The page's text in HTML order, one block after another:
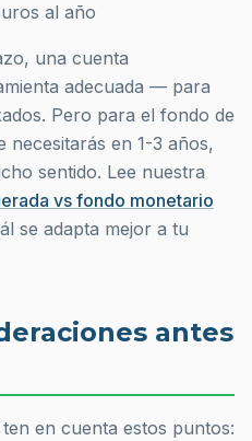
al año
una cuenta
adecuada — para
Pero para el fondo de
necesitarás en 1-3 años,
sentido. Lee nuestra
vs fondo monetario
se adapta mejor a tu
antes
en cuenta estos puntos: